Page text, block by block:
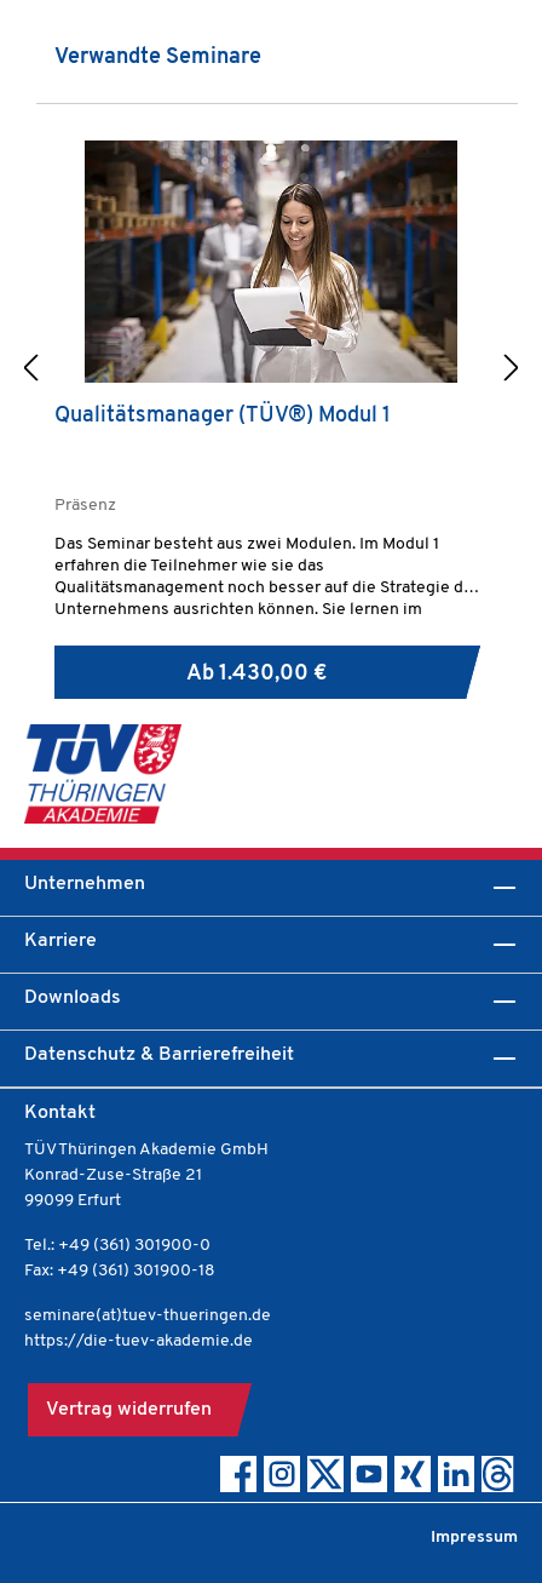
Produktgalerie überspringen
Verwandte Seminare
Qualitätsmanager (TÜV®) Modul 1
Präsenz
Das Seminar besteht aus zwei Modulen. Im Modul 1
erfahren die Teilnehmer wie sie das
Qualitätsmanagement noch besser auf die Strategie des
Unternehmens ausrichten können. Sie lernen im
bewerten. Das Ressourcenmanagement beleuchtet
Ansätze der Mitarbeiterbefähigung und -motivation.
Ab 1.430,00 €
Unternehmen
Karriere
Downloads
Datenschutz & Barrierefreiheit
Kontakt
TÜV Thüringen Akademie GmbH
Konrad-Zuse-Straße 21
99099 Erfurt
Tel.: +49 (361) 301900-0
Fax: +49 (361) 301900-18
seminare(at)tuev-thueringen.de
https://die-tuev-akademie.de
Vertrag widerrufen
Impressum